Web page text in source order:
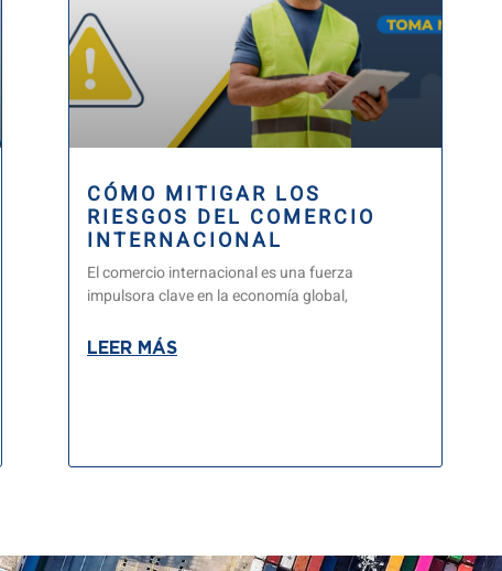
CÓMO MITIGAR LOS
RIESGOS DEL COMERCIO
INTERNACIONAL
El comercio internacional es una fuerza
impulsora clave en la economía global,
LEER MÁS